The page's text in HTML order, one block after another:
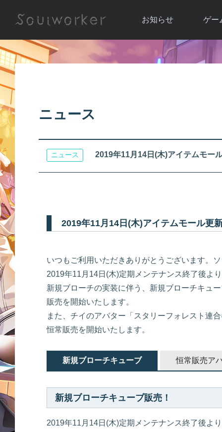
お知らせ
お知らせ一覧
ゲー
ソウ
アップ
ニュース
ニュース 2019年11月14日(木)アイテムモー
2019年11月14日(木)アイテムモール更
いつもご利用いただきありがとうございます。
2019年11月14日(木)定期メンテナンス終了後よ
新規ブローチの実装に伴う、新規ブローチキュ
販売を開始いたします。
また、チイのアバター「スタリーフォレスト連
恒常販売を開始いたします。
新規ブローチキューブ 恒常販売ア
新規ブローチキューブ販売！
2019年11月14日(木)定期メンテナンス終了後よ